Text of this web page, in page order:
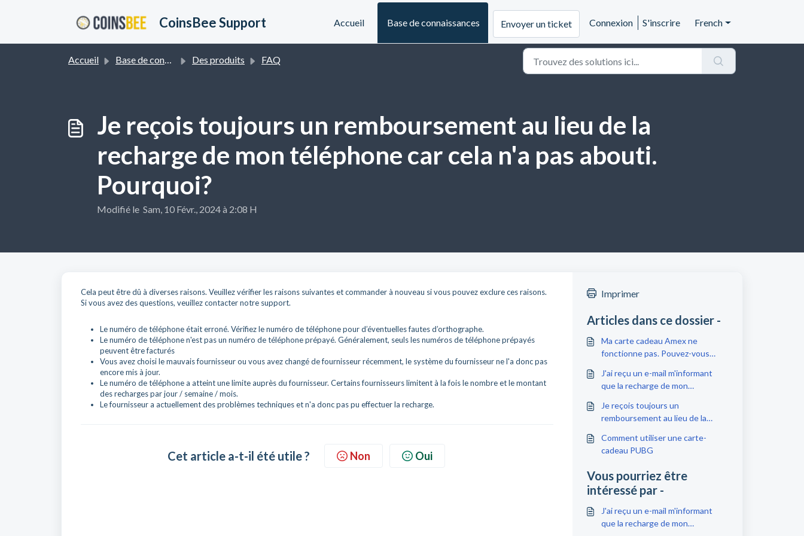
CoinsBee Support Accueil Base de connaissances Envoyer un ticket Connexion S'inscrire French
Accueil Base de connaissances Des produits FAQ
Je reçois toujours un remboursement au lieu de la
recharge de mon téléphone car cela n'a pas abouti.
Pourquoi?
Modifié le Sam, 10 Févr., 2024 à 2:08 H
Cela peut être dû à diverses raisons. Veuillez vérifier les raisons suivantes et commander à nouveau si vous pouvez exclure ces raisons.
Si vous avez des questions, veuillez contacter notre support.
Le numéro de téléphone était erroné. Vérifiez le numéro de téléphone pour d’éventuelles fautes d’orthographe.
Le numéro de téléphone n'est pas un numéro de téléphone prépayé. Généralement, seuls les numéros de téléphone prépayés
peuvent être facturés
Vous avez choisi le mauvais fournisseur ou vous avez changé de fournisseur récemment, le système du fournisseur ne l'a donc pas
encore mis à jour.
Le numéro de téléphone a atteint une limite auprès du fournisseur. Certains fournisseurs limitent à la fois le nombre et le montant
des recharges par jour / semaine / mois.
Le fournisseur a actuellement des problèmes techniques et n'a donc pas pu effectuer la recharge.
Cet article a-t-il été utile ? Non Oui
Imprimer
Articles dans ce dossier -
Ma carte cadeau Amex ne
fonctionne pas. Pouvez-vous
J'ai reçu un e-mail m'informant
que la recharge de mon
Pourquoi est-ce que je ne vois
rien à ce sujet sur mon
téléphone?
Je reçois toujours un
remboursement au lieu de la
cela n'a pas abouti. Pourquoi?
Comment utiliser une carte-
cadeau PUBG
Vous pourriez être
intéressé par -
J'ai reçu un e-mail m'informant
que la recharge de mon